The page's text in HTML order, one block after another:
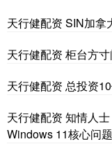
天行健配资 SIN加拿
天行健配资 柜台方
天行健配资 总投资
天行健配资 知情人
Windows 11核心问题